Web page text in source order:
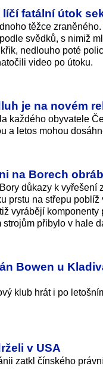
fatální útok
těžce
svědků, s nimiž
nedlouho poté
video po útoku.
je na novém
každého obyvatele
a letos mohou
na Borech
důkazy k vyřešení
prstu na střepu poblíž
vyrábějí komponenty
přibylo v hale
Bowen u
klub hrát i po
v USA
zatkl čínského